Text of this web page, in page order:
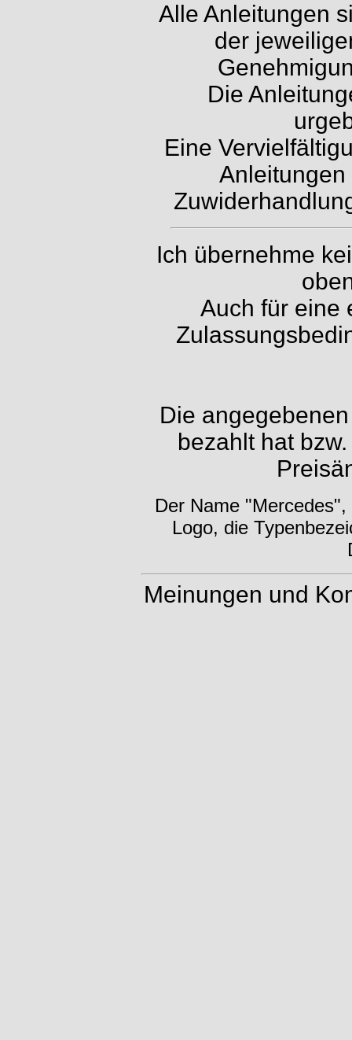
Alle Anleitungen
der
Die
Eine
Anleitungen
Ich übernehme
Auch für eine
Die
bezahlt hat
Der Name
Logo, die
Meinungen und